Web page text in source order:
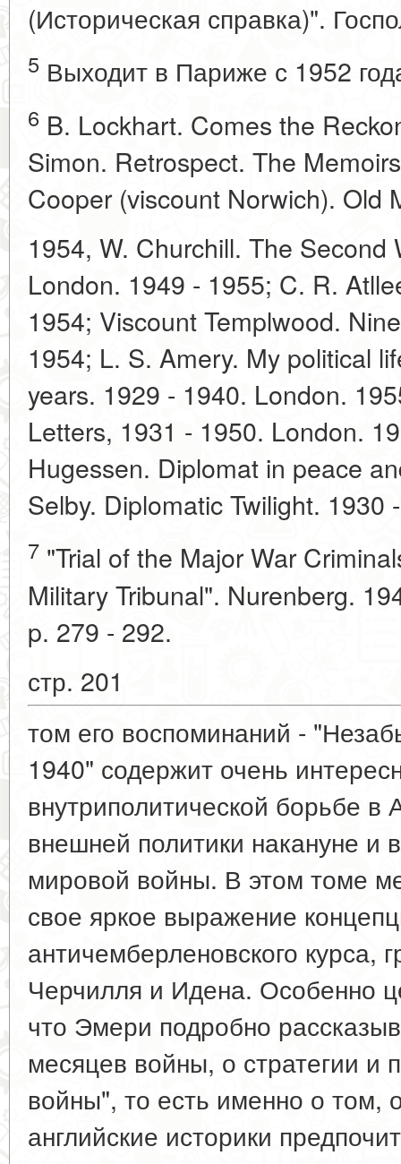
(Историческая справка)".
5 Выходит в Париже с 1952
6 B. Lockhart. Comes the
Simon. Retrospect. The
Cooper (viscount Norwich). Old
1954, W. Churchill. The Second
London. 1949 - 1955; C. R.
1954; Viscount Templwood.
1954; L. S. Amery. My political
years. 1929 - 1940. London.
Letters, 1931 - 1950. London.
Hugessen. Diplomat in peace
Selby. Diplomatic Twilight.
7 "Trial of the Major War
Military Tribunal". Nurenberg.
p. 279 - 292.
стр. 201
том его воспоминаний -
1940" содержит очень
внутриполитической борьбе в
внешней политики накануне и
мировой войны. В этом томе
свое яркое выражение
античемберленовского курса,
Черчилля и Идена. Особенно
что Эмери подробно
месяцев войны, о стратегии и
войны", то есть именно о том,
английские историки